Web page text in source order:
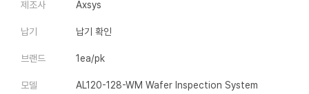
제조사 Axsys
납기 납기 확인
브랜드 1ea/pk
모델 AL120-128-WM Wafer Inspection System